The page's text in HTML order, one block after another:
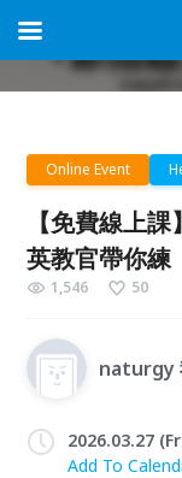
Online Event
【免費線上
英教官帶你練
1,546 50
naturgy
2026.03.27
Add To